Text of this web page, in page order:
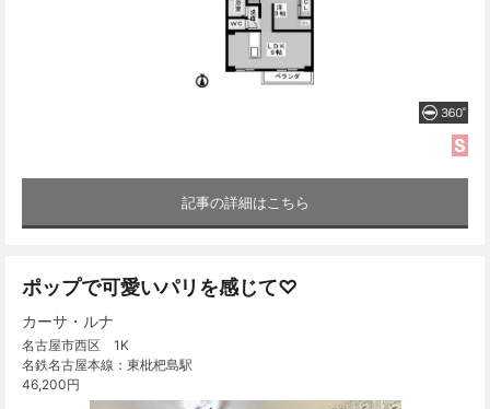
記事の詳細はこちら
ポップで可愛いパリを感じて♡
カーサ・ルナ
名古屋市西区 1K
名鉄名古屋本線：東枇杷島駅
46,200円